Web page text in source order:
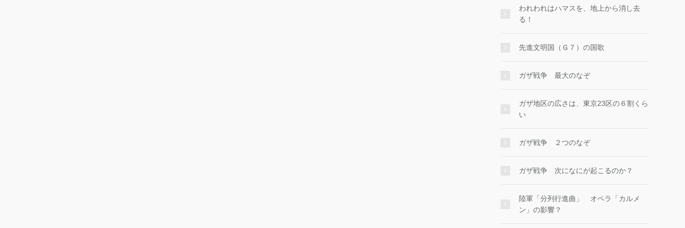
われわれはハマスを、地上から消し去
る！
先進文明国（Ｇ７）の国歌
ガザ戦争 最大のなぞ
ガザ地区の広さは、東京23区の６割くら
い
ガザ戦争 ２つのなぞ
ガザ戦争 次になにが起こるのか？
陸軍「分列行進曲」 オペラ「カルメ
ン」の影響？